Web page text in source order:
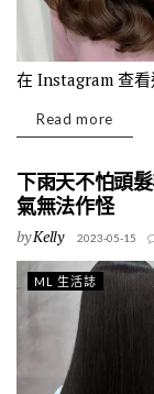
在 Instagram 查看
Read more
下雨天不怕頭
氣無法作怪
byKelly 2023-05-15
ML 生活誌